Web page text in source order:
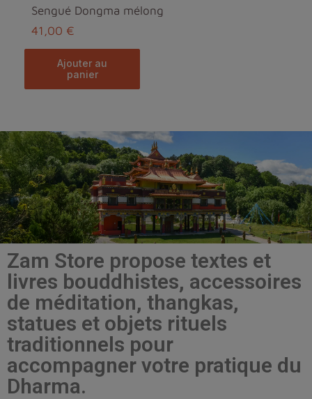
Sengué Dongma mélong
41,00 €
ajouter au
panier
Zam Store propose textes et
livres bouddhistes, accessoires
de méditation, thangkas,
statues et objets rituels
traditionnels pour
accompagner votre pratique du
Dharma.